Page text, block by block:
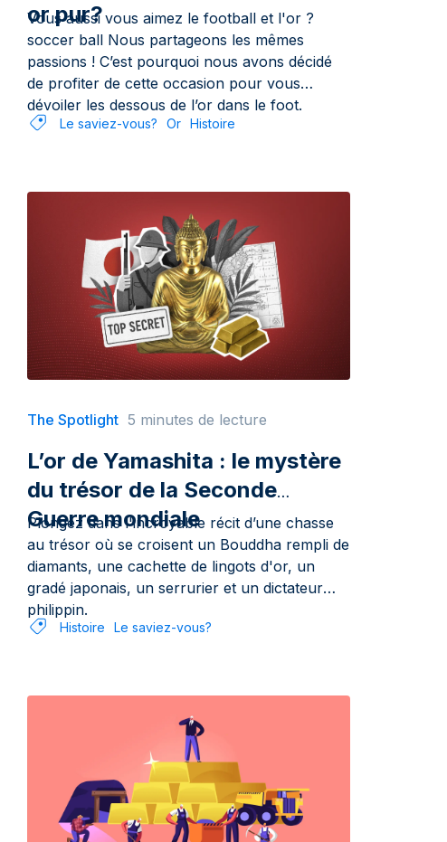
or pur?
Vous aussi vous aimez le football et l'or ?
soccer ball Nous partageons les mêmes
passions ! C’est pourquoi nous avons décidé
de profiter de cette occasion pour vous
dévoiler les dessous de l’or dans le foot.
Le saviez-vous? Or Histoire
The Spotlight 5 minutes de lecture
L’or de Yamashita : le mystère
du trésor de la Seconde
Guerre mondiale
Plongez dans l'incroyable récit d’une chasse
au trésor où se croisent un Bouddha rempli de
diamants, une cachette de lingots d'or, un
gradé japonais, un serrurier et un dictateur
philippin.
Histoire Le saviez-vous?